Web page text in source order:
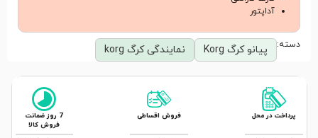
آداپتور
دسته: پیانو کرگ Korg نمایندگی کرگ korg
پرداخت در محل فروش اقساطی
7 روز ضمانت
فروش کالا